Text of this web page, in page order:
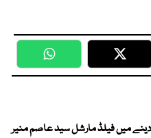
WhatsApp
میں فیلڈ مارشل سید عاصم منیر